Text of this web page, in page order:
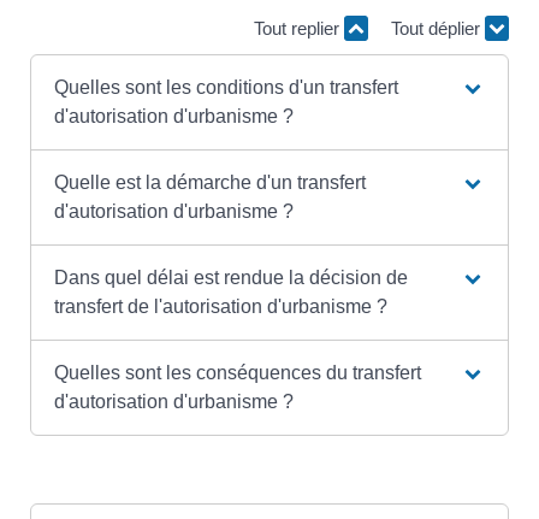
Tout replier Tout déplier
Quelles sont les conditions d'un transfert
d'autorisation d'urbanisme ?
Quelle est la démarche d'un transfert
d'autorisation d'urbanisme ?
Dans quel délai est rendue la décision de
transfert de l'autorisation d'urbanisme ?
Quelles sont les conséquences du transfert
d'autorisation d'urbanisme ?